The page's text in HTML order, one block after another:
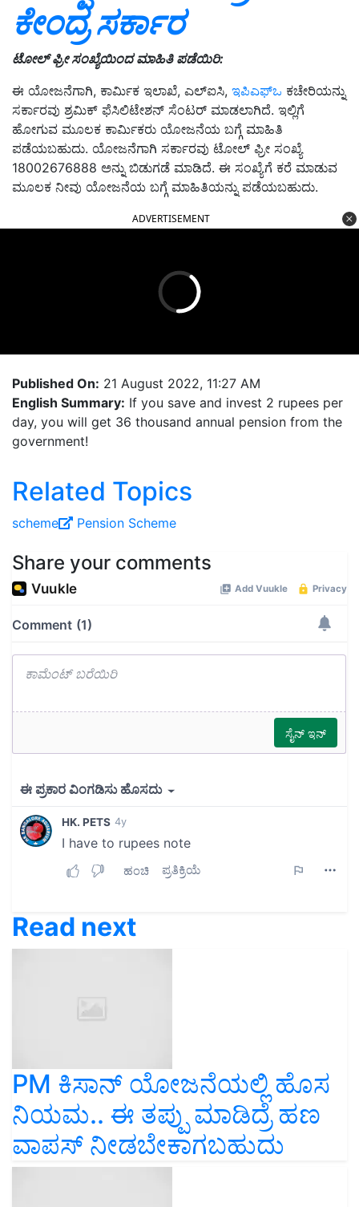
ಕೇಂದ್ರ ಸರ್ಕಾರ
ಟೋಲ್ ಫ್ರೀ ಸಂಖ್ಯೆಯಿಂದ ಮಾಹಿತಿ ಪಡೆಯಿರಿ:
ಈ ಯೋಜನೆಗಾಗಿ, ಕಾರ್ಮಿಕ ಇಲಾಖೆ, ಎಲ್ಐಸಿ, ಇಪಿಎಫ್ಒ ಕಚೇರಿಯನ್ನು
ಸರ್ಕಾರವು ಶ್ರಮಿಕ್ ಫೆಸಿಲಿಟೇಶನ್ ಸೆಂಟರ್ ಮಾಡಲಾಗಿದೆ. ಇಲ್ಲಿಗೆ
ಹೋಗುವ ಮೂಲಕ ಕಾರ್ಮಿಕರು ಯೋಜನೆಯ ಬಗ್ಗೆ ಮಾಹಿತಿ
ಪಡೆಯಬಹುದು. ಯೋಜನೆಗಾಗಿ ಸರ್ಕಾರವು ಟೋಲ್ ಫ್ರೀ ಸಂಖ್ಯೆ
18002676888 ಅನ್ನು ಬಿಡುಗಡೆ ಮಾಡಿದೆ. ಈ ಸಂಖ್ಯೆಗೆ ಕರೆ ಮಾಡುವ
ಮೂಲಕ ನೀವು ಯೋಜನೆಯ ಬಗ್ಗೆ ಮಾಹಿತಿಯನ್ನು ಪಡೆಯಬಹುದು.
ADVERTISEMENT
Published On: 21 August 2022, 11:27 AM
English Summary: If you save and invest 2 rupees per
day, you will get 36 thousand annual pension from the
government!
Related Topics
scheme Pension Scheme
Share your comments
Read next
PM ಕಿಸಾನ್‌ ಯೋಜನೆಯಲ್ಲಿ ಹೊಸ
ನಿಯಮ.. ಈ ತಪ್ಪು ಮಾಡಿದ್ರೆ ಹಣ
ವಾಪಸ್‌ ನೀಡಬೇಕಾಗಬಹುದು